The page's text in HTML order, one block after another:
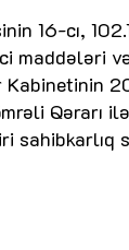
16-cı,
maddələri
Kabinetinin
Qərarı
sahibkarlıq